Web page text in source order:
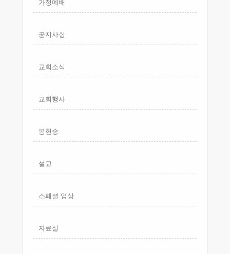
공지사항
교회소식
교회행사
봉헌송
설교
스페셜 영상
자료실